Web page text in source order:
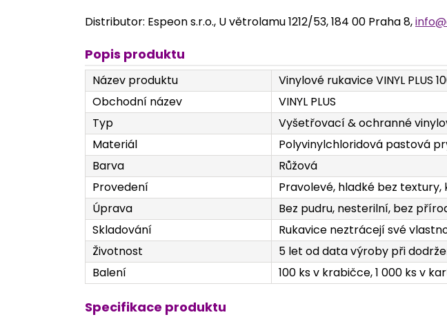
Distributor: Espeon s.r.o., U větrolamu 1212/53, 184 00 Praha 8,
Popis produktu
Název produktu
Vinylové rukavice VINYL PLUS
Obchodní název
VINYL PLUS
Typ
Vyšetřovací & ochranné
Materiál
Polyvinylchloridová pastová
Barva
Růžová
Provedení
Pravolevé, hladké bez
Úprava
Bez pudru, nesterilní, bez
Skladování
Rukavice neztrácejí své
Životnost
5 let od data výroby při
Balení
100 ks v krabičce, 1 000 ks v
Specifikace produktu